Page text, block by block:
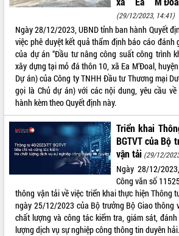
(29/12/2023, 14:41)
Ngày 28/12/2023, UBND tỉnh ban hành Quyết
việc phê duyệt kết quả thẩm định báo cáo
của dự án “Đầu tư nâng công suất công trình
xây dựng tại mỏ đá thôn 10, xã Ea M’Đoal,
Dự án) của Công ty TNHH Đầu tư Thương mại
gọi là Chủ dự án) với các nội dung, yêu cầu
hành kèm theo Quyết định này.
Triển khai
BGTVT của Bộ
vận tải (29/12/
Ngày 28/12/
Công văn số
thông vận tải về việc triển khai thực hiện Thông
ngày 25/12/2023 của Bộ trưởng Bộ Giao thông
chất lượng và công tác kiểm tra, giám sát,
lượng dịch vụ sự nghiệp công thông tin duyên hải.